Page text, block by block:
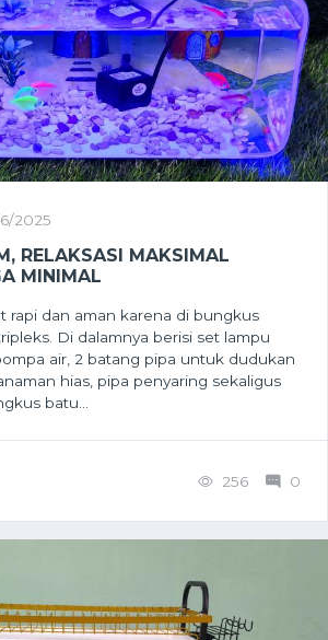
2025
RELAKSASI MAKSIMAL
MINIMAL
rapi dan aman karena di bungkus
Di dalamnya berisi set lampu
air, 2 batang pipa untuk dudukan
hias, pipa penyaring sekaligus
batu...
256 0